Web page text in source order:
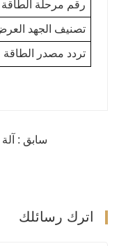
رقم مرحلة الطاقة
تصنيف الجهد
تردد مصدر الطاقة
سابق : آلة
اترك رسائلك